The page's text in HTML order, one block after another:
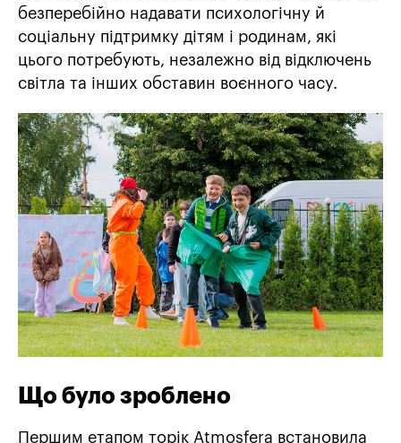
безперебійно надавати психологічну й
соціальну підтримку дітям і родинам, які
цього потребують, незалежно від відключень
світла та інших обставин воєнного часу.
Що було зроблено
Першим етапом торік Atmosfera встановила